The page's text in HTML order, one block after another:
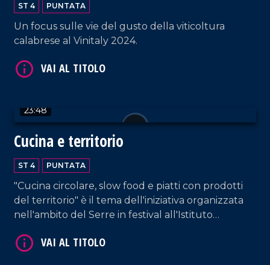
ST 4 PUNTATA
Un focus sulle vie del gusto della viticoltura
calabrese al Vinitaly 2024.
23:48
Cucina e territorio
ST 4 PUNTATA
"Cucina circolare, slow food e piatti con prodotti
del territorio" è il tema dell'iniziativa organizzata
nell'ambito del Serre in festival all'Istituto
VAI AL TITOLO
VAI AL TITOLO